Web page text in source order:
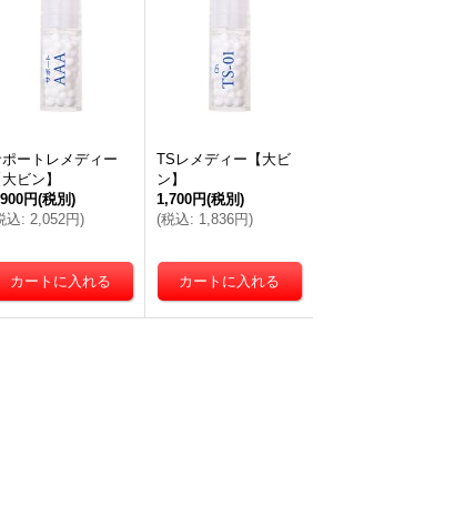
ートレメディー
大ビン】
円(税別)
込: 2,052円)
TSレメディー【大ビ
ン】
1,700円(税別)
(税込: 1,836円)